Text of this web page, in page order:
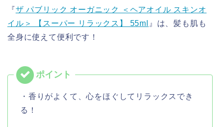
『ザ パブリック オーガニック ＜ヘアオイル スキンオ
イル＞ 【スーパー リラックス】 55ml 』は、髪も肌も
全身に使えて便利です！
・香りがよくて、心をほぐしてリラックスでき
る！